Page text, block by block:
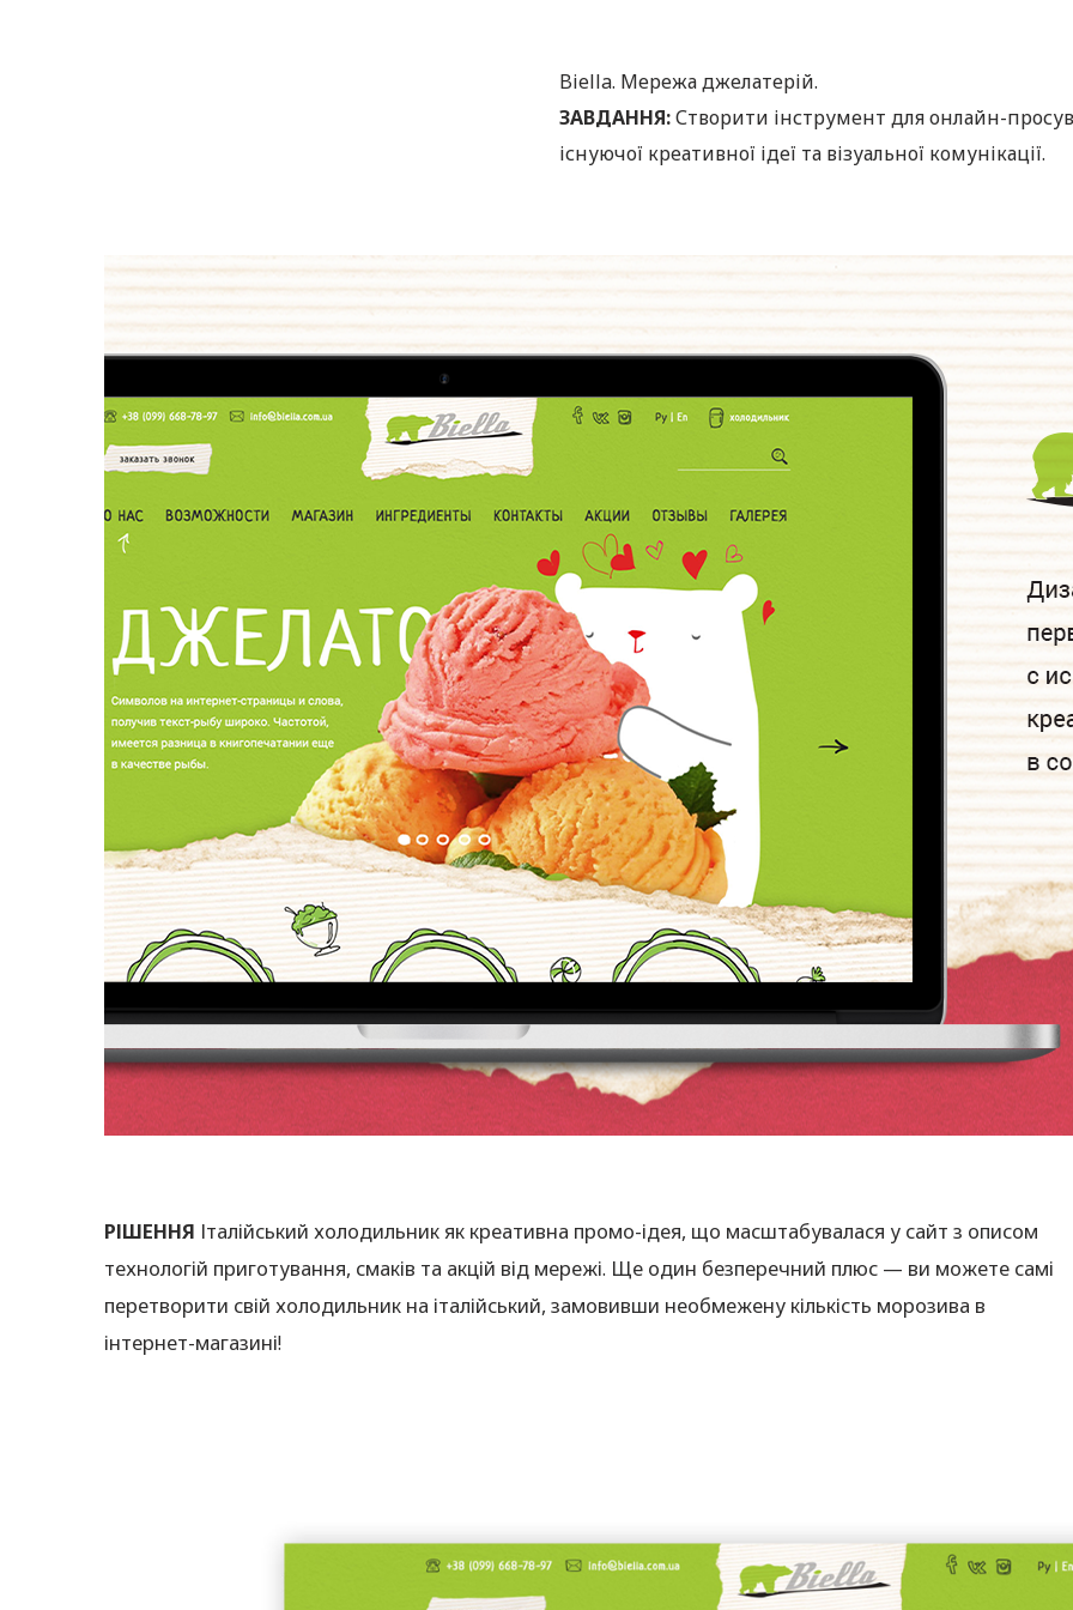
Biella. Мережа джелатерій.
ЗАВДАННЯ:Створити інструмент для онлайн-
існуючої креативної ідеї та візуальної комунікації.
РІШЕННЯ Італійський холодильник як креативна промо-ідея, що масштабувалася у сайт з описом
технологій приготування, смаків та акцій від мережі. Ще один безперечний плюс — ви можете самі
перетворити свій холодильник на італійський, замовивши необмежену кількість морозива в
інтернет-магазині!